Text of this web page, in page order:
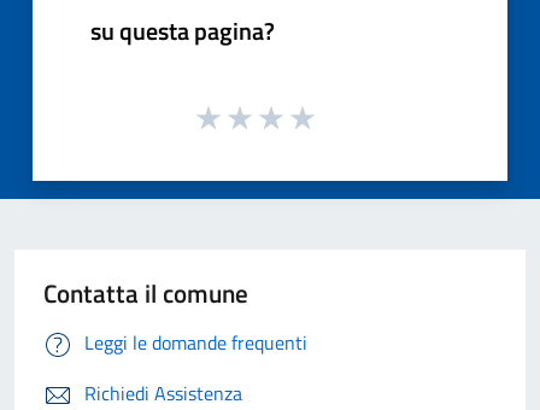
su questa pagina?
Contatta il comune
Leggi le domande frequenti
Richiedi Assistenza